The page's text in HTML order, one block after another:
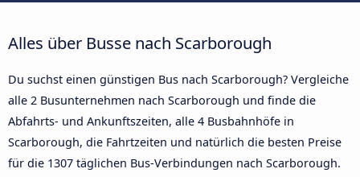
Alles über Busse nach Scarborough
Du suchst einen günstigen Bus nach Scarborough? Vergleiche
alle 2 Busunternehmen nach Scarborough und finde die
Abfahrts- und Ankunftszeiten, alle 4 Busbahnhöfe in
Scarborough, die Fahrtzeiten und natürlich die besten Preise
für die 1307 täglichen Bus-Verbindungen nach Scarborough.